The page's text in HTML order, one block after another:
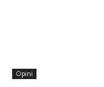
Opini